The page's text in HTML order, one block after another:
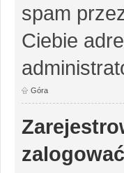
spam
Ciebie
Góra